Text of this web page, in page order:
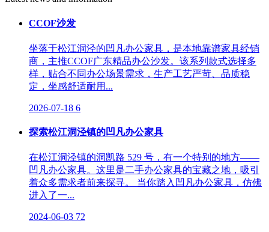
CCOF沙发
坐落于松江洞泾的凹凡办公家具，是本地靠谱家具经销
商，主推CCOF广东精品办公沙发。该系列款式选择多
样，贴合不同办公场景需求，生产工艺严苛、品质稳
定，坐感舒适耐用...
2026-07-18 6
探索松江洞泾镇的凹凡办公家具
在松江洞泾镇的洞凯路 529 号，有一个特别的地方——
凹凡办公家具。这里是二手办公家具的宝藏之地，吸引
着众多需求者前来探寻。 当你踏入凹凡办公家具，仿佛
进入了一...
2024-06-03 72